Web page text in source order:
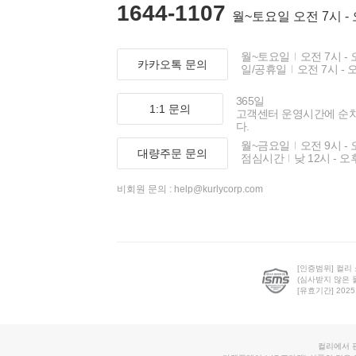
1644-1107 월~토요일 오전 7시 -
카카오톡 문의
월~토요일
오전 7시 -
일/공휴일
오전 7시 -
1:1 문의
365일
고객센터 운영시간에 순
다.
대량주문 문의
월~금요일
오전 9시 -
점심시간
낮 12시 - 오
비회원 문의 : help@kurlycorp.com
[인증범위] 컬리
(심사받지 않은
[유효기간]
컬리에서